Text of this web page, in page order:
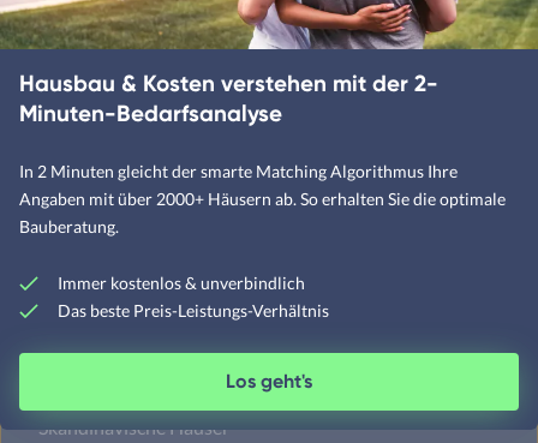
Designerhäuser
Fachwerkhäuser
Klassische Häuser
Landhäuser
Mediterrane Häuser
Skandinavische Häuser
Hausbau & Kosten verstehen mit der 2-
Minuten-Bedarfsanalyse
In 2 Minuten gleicht der smarte Matching Algorithmus Ihre
Angaben mit über 2000+ Häusern ab. So erhalten Sie die optimale
Bauberatung.
Immer kostenlos & unverbindlich
Das beste Preis-Leistungs-Verhältnis
Los geht's